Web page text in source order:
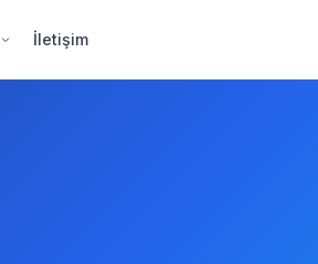
İletişim